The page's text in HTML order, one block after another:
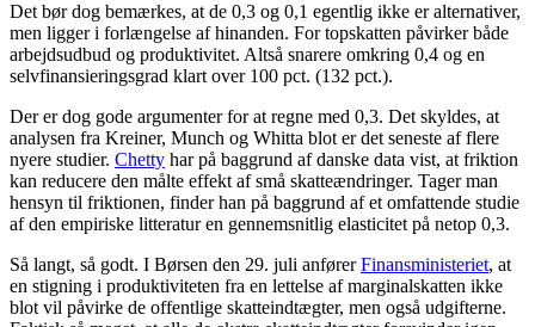
Det bør dog bemærkes, at de 0,3 og 0,1 egentlig ikke er alternativer,
men ligger i forlængelse af hinanden. For topskatten påvirker både
arbejdsudbud og produktivitet. Altså snarere omkring 0,4 og en
selvfinansieringsgrad klart over 100 pct. (132 pct.).
Der er dog gode argumenter for at regne med 0,3. Det skyldes, at
analysen fra Kreiner, Munch og Whitta blot er det seneste af flere
nyere studier. Chetty har på baggrund af danske data vist, at friktion
kan reducere den målte effekt af små skatteændringer. Tager man
hensyn til friktionen, finder han på baggrund af et omfattende studie
af den empiriske litteratur en gennemsnitlig elasticitet på netop 0,3.
Så langt, så godt. I Børsen den 29. juli anførerFinansministeriet, at
en stigning i produktiviteten fra en lettelse af marginalskatten ikke
blot vil påvirke de offentlige skatteindtægter, men også udgifterne.